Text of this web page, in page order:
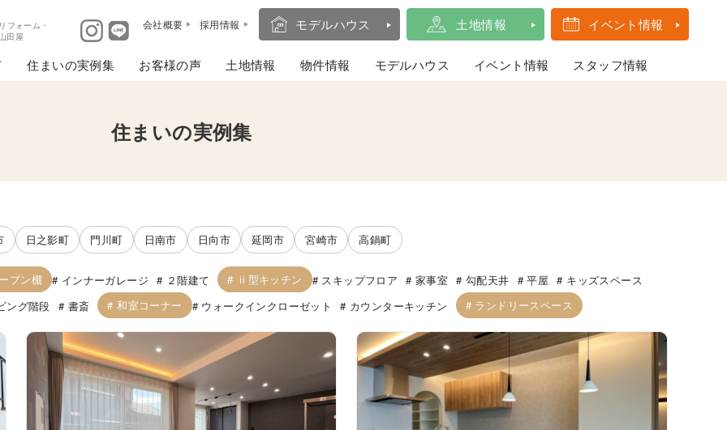
フォーム・
田屋
会社概要 採用情報 モデルハウス 土地情報 イベント情報
住まいの実例集 お客様の声 土地情報 物件情報 モデルハウス イベント情報 スタッフ情報
住まいの実例集
日之影町 門川町 日南市 日向市 延岡市 宮崎市 高鍋町
プン棚 インナーガレージ ２階建て ⅱ型キッチン スキップフロア 家事室 勾配天井 平屋
キッズスペース
ング階段
書斎 和室コーナー ウォークインクローゼット カウンターキッチン ランドリースペース